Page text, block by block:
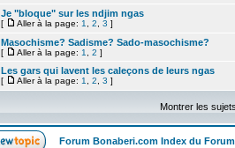
Je "bloque" sur les ndjim ngas
[ Aller à la page: 1 2 3 ]
Masochisme? Sadisme? Sado-masochisme?
[ Aller à la page: 1 2 ]
Les gars qui lavent les caleçons de leurs ngas
[ Aller à la page: 1 2 3 ]
Montrer les
Forum Bonaberi.com Index du Forum